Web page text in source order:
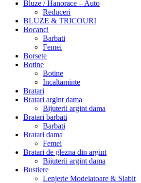
Bluze / Hanorace – Auto
Reduceri
BLUZE & TRICOURI
Bocanci
Barbati
Femei
Borsete
Botine
Botine
Incaltaminte
Bratari
Bratari argint dama
Bijuterii argint dama
Bratari barbati
Barbati
Bratari dama
Femei
Bratari de glezna din argint
Bijuterii argint dama
Bustiere
Lenjerie Modelatoare & Slabit